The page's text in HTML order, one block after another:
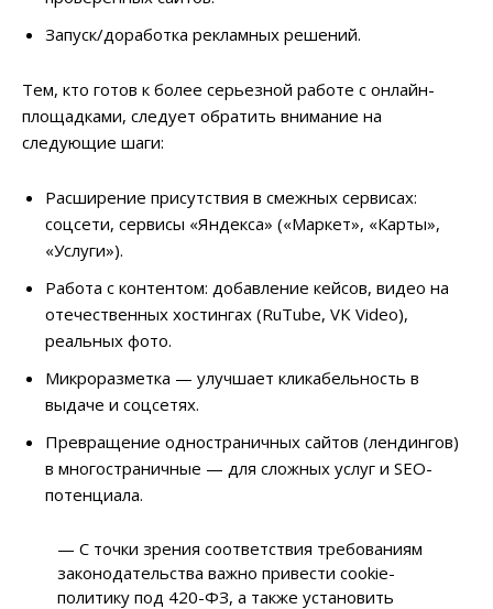
Запуск/доработка рекламных решений.
Тем, кто готов к более серьезной работе с онлайн-
площадками, следует обратить внимание на
следующие шаги:
Расширение присутствия в смежных сервисах:
соцсети, сервисы «Яндекса» («Маркет», «Карты»,
«Услуги»).
Работа с контентом: добавление кейсов, видео на
отечественных хостингах (RuTube, VK Video),
реальных фото.
Микроразметка — улучшает кликабельность в
выдаче и соцсетях.
Превращение одностраничных сайтов (лендингов)
в многостраничные — для сложных услуг и SEO-
потенциала.
— С точки зрения соответствия требованиям
законодательства важно привести cookie-
политику под 420-ФЗ, а также установить